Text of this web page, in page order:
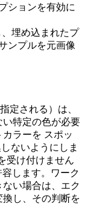
ションを有効に
埋め込まれたプ
ンプルを元画像
定される）は、
特定の色が必要
カラーを スポッ
ないようにしま
受け付けません
します。ワーク
い場合は、エク
し、その判断を